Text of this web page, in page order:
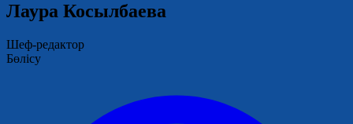
Лаура Косылбаева
Шеф-редактор
Бөлісу